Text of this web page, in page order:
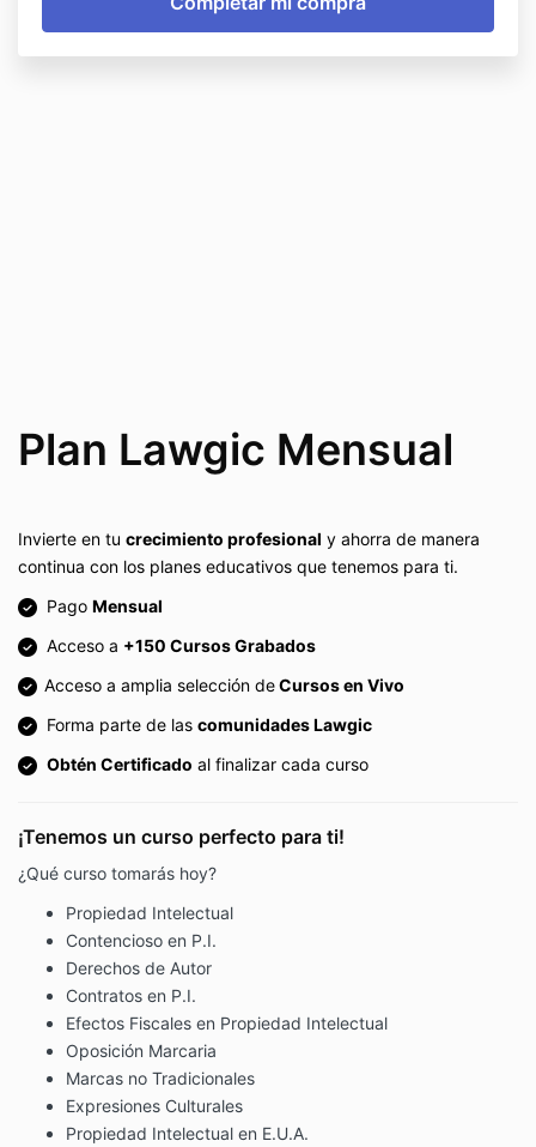
Plan Lawgic Mensual
Invierte en tu crecimiento profesional y ahorra de manera
continua con los planes educativos que tenemos para ti.
Pago Mensual
Acceso a +150 Cursos Grabados
Acceso a amplia selección deCursos en Vivo
Forma parte de las comunidades Lawgic
Obtén Certificado al finalizar cada curso
¡Tenemos un curso perfecto para ti!
¿Qué curso tomarás hoy?
Propiedad Intelectual
Contencioso en P.I.
Derechos de Autor
Contratos en P.I.
Efectos Fiscales en Propiedad Intelectual
Oposición Marcaria
Marcas no Tradicionales
Expresiones Culturales
Propiedad Intelectual en E.U.A.